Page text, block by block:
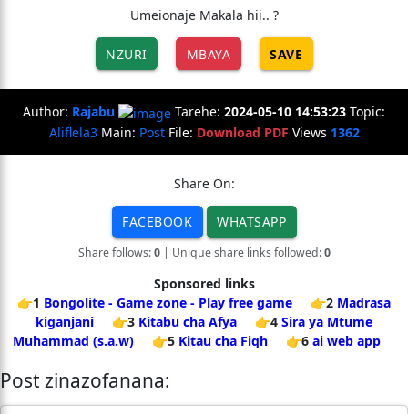
Umeionaje Makala hii.. ?
NZURI MBAYA SAVE
Author: Rajabu Tarehe: 2024-05-10 14:53:23 Topic:
Aliflela3Main: PostFile: Download PDF Views 1362
Share On:
FACEBOOK WHATSAPP
Share follows:0| Unique share links followed:0
Sponsored links
👉1 Bongolite - Game zone - Play free game 👉2 Madrasa
kiganjani
👉3 Kitabu cha Afya 👉4 Sira ya Mtume
Muhammad (s.a.w)
👉5 Kitau cha Fiqh 👉6 ai web app
Post zinazofanana: